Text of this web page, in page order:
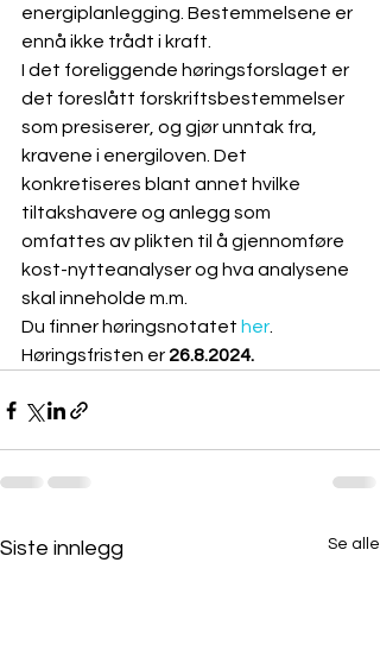
energiplanlegging. Bestemmelsene er
ennå ikke trådt i kraft.
I det foreliggende høringsforslaget er
det foreslått forskriftsbestemmelser
som presiserer, og gjør unntak fra,
kravene i energiloven. Det
konkretiseres blant annet hvilke
tiltakshavere og anlegg som
omfattes av plikten til å gjennomføre
kost-nytteanalyser og hva analysene
skal inneholde m.m.
Du finner høringsnotatet her
Høringsfristen er 26.8.2024.
Siste innlegg Se alle